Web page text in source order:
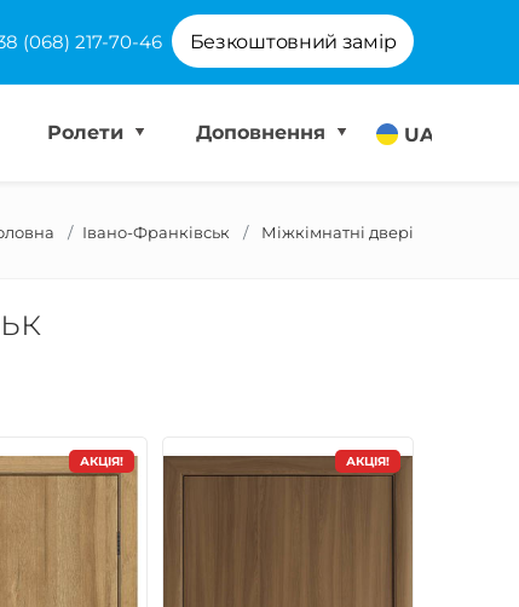
(068) 217-70-46 Безкоштовний замір
UA
Ролети Доповнення
Івано-Франківськ Міжкімнатні двері
АКЦІЯ! АКЦІЯ!